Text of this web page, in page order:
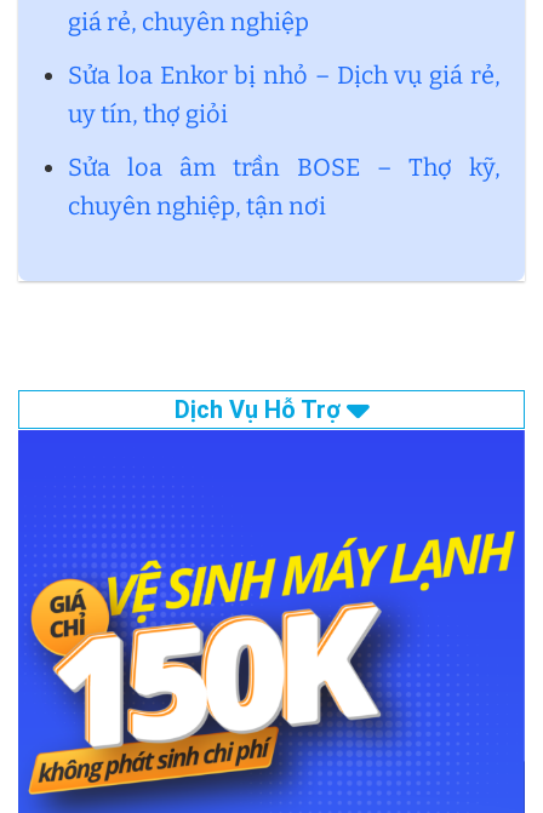
giá rẻ, chuyên nghiệp
Sửa loa Enkor bị nhỏ – Dịch vụ giá rẻ,
uy tín, thợ giỏi
Sửa loa âm trần BOSE – Thợ kỹ,
chuyên nghiệp, tận nơi
Dịch Vụ Hỗ Trợ